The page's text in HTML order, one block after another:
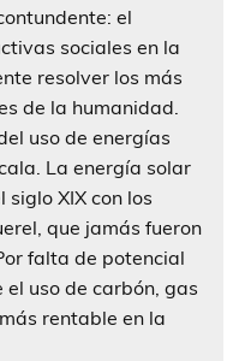
el
sociales en la
resolver los más
de la humanidad.
uso de energías
La energía solar
XIX con los
que jamás fueron
falta de potencial
uso de carbón, gas
rentable en la